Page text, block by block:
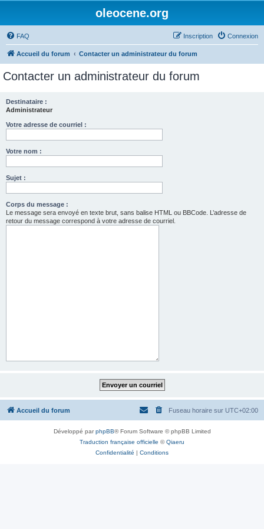
oleocene.org
FAQ Connexion
Inscription
Accueil du forum Contacter un administrateur du forum
Contacter un administrateur du forum
Destinataire :
Administrateur
Votre adresse de courriel :
Votre nom :
Sujet :
Corps du message :
Le message sera envoyé en texte brut, sans balise HTML ou BBCode. L’adresse de
retour du message correspond à votre adresse de courriel.
Accueil du forum Fuseau horaire sur UTC+02:00
Développé parphpBB® Forum Software © phpBB Limited
Traduction française officielle ©Qiaeru
Confidentialité | Conditions